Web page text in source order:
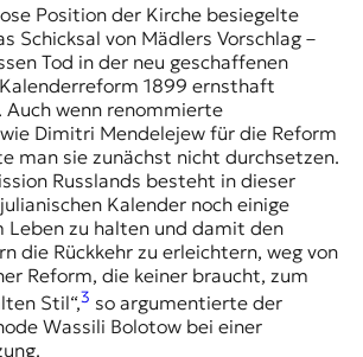
Position der Kirche besiegelte
Schicksal von Mädlers Vorschlag –
Tod in der neu geschaffenen
1899 ernsthaft
wenn renommierte
Dimitri Mendelejew für die Reform
man sie zunächst nicht durchsetzen.
Russlands besteht in dieser
Kalender noch einige
Leben zu halten und damit den
die Rückkehr zu erleichtern, weg von
Reform, die keiner braucht, zum
Stil“,3 so argumentierte der
Wassili Bolotow bei einer